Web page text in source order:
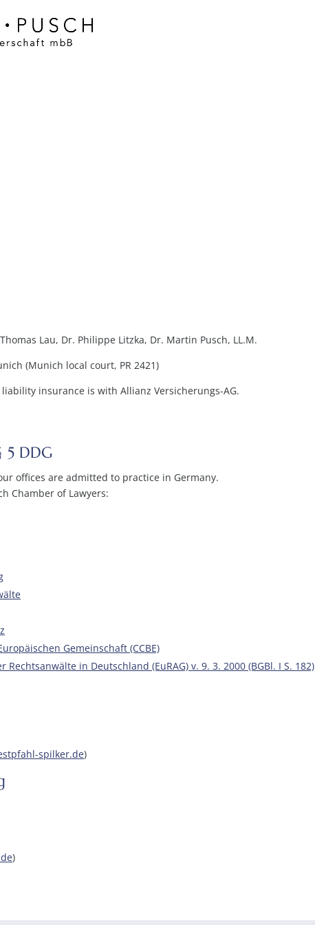
Lau, Dr. Philippe Litzka, Dr. Martin Pusch, LL.M.
(Munich local court, PR 2421)
insurance is with Allianz Versicherungs-AG.
5 DDG
offices are admitted to practice in Germany.
Chamber of Lawyers:
Gemeinschaft (CCBE)
in Deutschland (EuRAG) v. 9. 3. 2000 (BGBl. I S. 182)
spilker.de)
)